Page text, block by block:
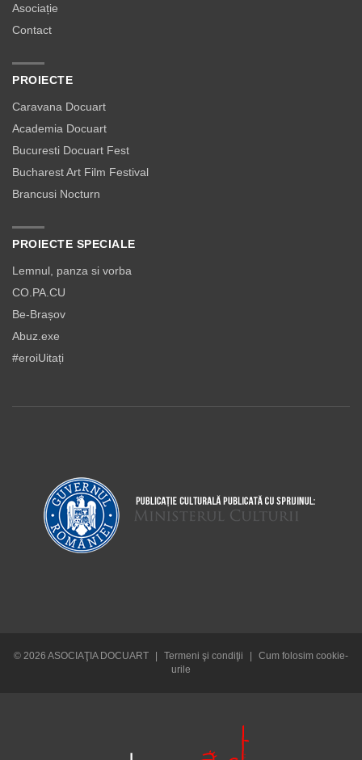
Asociație
Contact
PROIECTE
Caravana Docuart
Academia Docuart
Bucuresti Docuart Fest
Bucharest Art Film Festival
Brancusi Nocturn
PROIECTE SPECIALE
Lemnul, panza si vorba
CO.PA.CU
Be-Brașov
Abuz.exe
#eroiUitați
© 2026 ASOCIAŢIA DOCUART | Termeni şi condiţii |
Cum folosim cookie-
urile